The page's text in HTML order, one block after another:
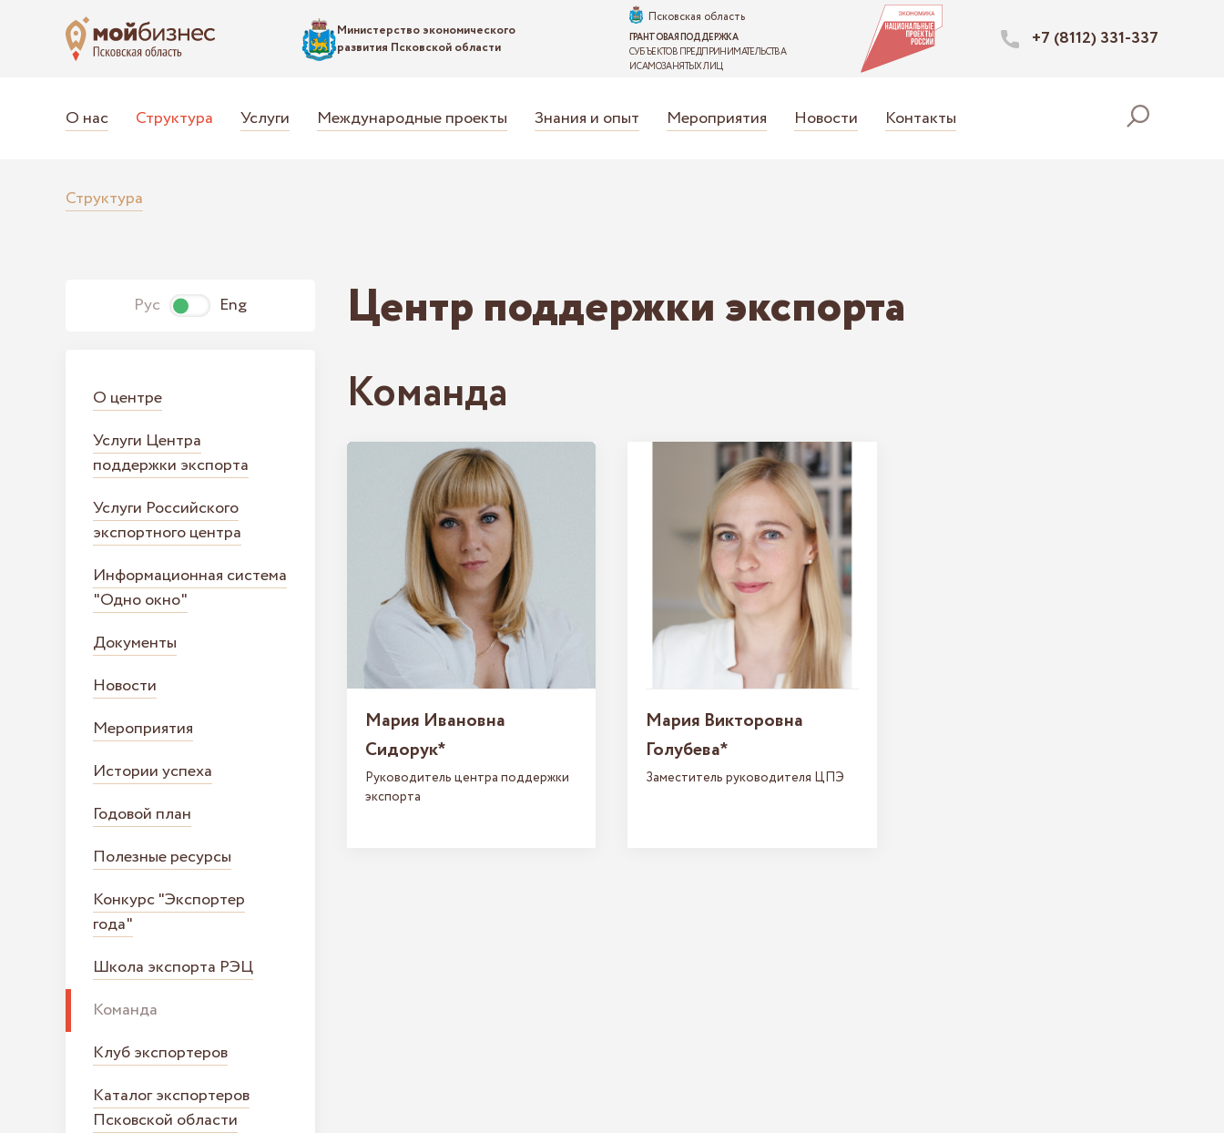
Министерство экономического
развития Псковской области
Псковская область
ГРАНТОВАЯ ПОДДЕРЖКА
СУБЪЕКТОВ ПРЕДПРИНИМАТЕЛЬСТВА
И САМОЗАНЯТЫХ ЛИЦ
+7 (8112) 331-337
О нас Структура Услуги Международные проекты Знания и опыт Мероприятия Новости Контакты
Структура
Рус Eng
О центре
Услуги Центра
поддержки экспорта
Услуги Российского
экспортного центра
Информационная система
"Одно окно"
Документы
Новости
Мероприятия
Истории успеха
Годовой план
Полезные ресурсы
Конкурс "Экспортер
года"
Школа экспорта РЭЦ
Команда
Клуб экспортеров
Каталог экспортеров
Псковской области
Центр поддержки экспорта
Команда
Мария Ивановна
Сидорук*
Руководитель центра поддержки
экспорта
Мария Викторовна
Голубева*
Заместитель руководителя ЦПЭ